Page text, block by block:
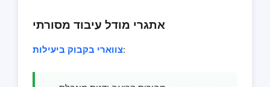
אתגרי מודל עיבוד מסורתי
צווארי בקבוק ביעילות: